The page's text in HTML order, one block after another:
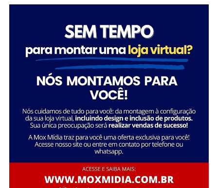
A Savana integra o Grupo Águia Branca e é especializada
na comercialização de caminhões e veículos comerciais
da Mercedes-Benz. Com forte presença nos setores de
transporte e logística, oferece um portfólio completo
de veículos, peças e serviços de oficina. Além disso,
disponibiliza soluções em pneus e recapagem,
garantindo performance e eficiência para os clientes do
segmento de transporte de cargas.
FONTE: A Savana integra o Grupo Águia Branca
feminina no setor social: “Acredito que quando as
mulheres assumem a liderança, trazem consigo uma
perspectiva única e essencial que promove a inclusão e o
desenvolvimento sustentável. Meu objetivo é continuar
inspirando e capacitando outras mulheres a seguirem
esse caminho, transformando ainda mais vidas e
Essa trajetória exemplifica como o ativismo e o
empreendedorismo social podem convergir para criar
uma carreira gratificante e de grande impacto social.
Sobre o Instituto Macedônia